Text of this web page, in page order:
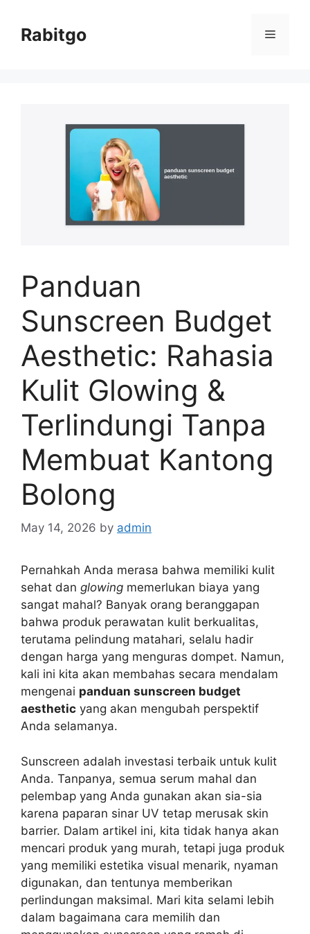
contentRabitgo Menu
Panduan
Sunscreen Budget
Aesthetic: Rahasia
Kulit Glowing &
Terlindungi Tanpa
Membuat Kantong
Bolong
May 14, 2026 by admin
Pernahkah Anda merasa bahwa memiliki kulit
sehat dan glowing memerlukan biaya yang
sangat mahal? Banyak orang beranggapan
bahwa produk perawatan kulit berkualitas,
terutama pelindung matahari, selalu hadir
dengan harga yang menguras dompet. Namun,
kali ini kita akan membahas secara mendalam
mengenai panduan sunscreen budget
aesthetic yang akan mengubah perspektif
Anda selamanya.
Sunscreen adalah investasi terbaik untuk kulit
Anda. Tanpanya, semua serum mahal dan
pelembap yang Anda gunakan akan sia-sia
karena paparan sinar UV tetap merusak skin
barrier. Dalam artikel ini, kita tidak hanya akan
mencari produk yang murah, tetapi juga produk
yang memiliki estetika visual menarik, nyaman
digunakan, dan tentunya memberikan
perlindungan maksimal. Mari kita selami lebih
dalam bagaimana cara memilih dan